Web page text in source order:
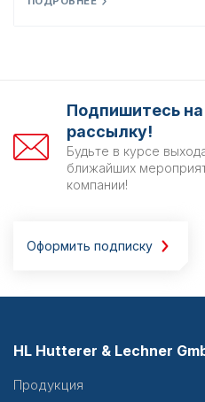
Подпишитесь
рассылку!
Будьте в курсе
ближайших
компании!
Оформить подписку
HL Hutterer & Lechner
Продукция